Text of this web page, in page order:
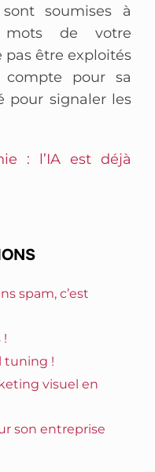
soumises à
mots de votre
être exploités
compte pour sa
pour signaler les
: l’IA est déjà
spam, c’est
!
tuning !
visuel en
son entreprise